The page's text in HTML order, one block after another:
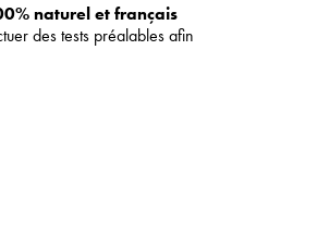
naturel et français
des tests préalables afin